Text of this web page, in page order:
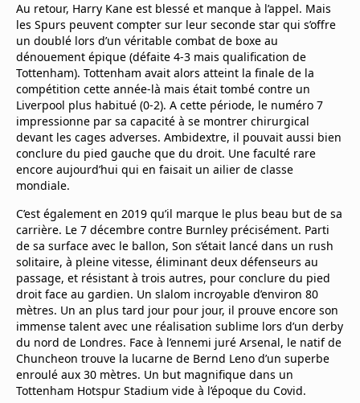
Au retour, Harry Kane est blessé et manque à l’appel. Mais
les Spurs peuvent compter sur leur seconde star qui s’offre
un doublé lors d’un véritable combat de boxe au
dénouement épique (défaite 4-3 mais qualification de
Tottenham). Tottenham avait alors atteint la finale de la
compétition cette année-là mais était tombé contre un
Liverpool plus habitué (0-2). A cette période, le numéro 7
impressionne par sa capacité à se montrer chirurgical
devant les cages adverses. Ambidextre, il pouvait aussi bien
conclure du pied gauche que du droit. Une faculté rare
encore aujourd’hui qui en faisait un ailier de classe
mondiale.
C’est également en 2019 qu’il marque le plus beau but de sa
carrière. Le 7 décembre contre Burnley précisément. Parti
de sa surface avec le ballon, Son s’était lancé dans un rush
solitaire, à pleine vitesse, éliminant deux défenseurs au
passage, et résistant à trois autres, pour conclure du pied
droit face au gardien. Un slalom incroyable d’environ 80
mètres. Un an plus tard jour pour jour, il prouve encore son
immense talent avec une réalisation sublime lors d’un derby
du nord de Londres. Face à l’ennemi juré Arsenal, le natif de
Chuncheon trouve la lucarne de Bernd Leno d’un superbe
enroulé aux 30 mètres. Un but magnifique dans un
Tottenham Hotspur Stadium vide à l’époque du Covid.